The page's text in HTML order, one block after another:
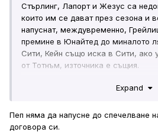
Стърлинг, Лапорт и Жезус са
които им се дават през сезона и
напуснат, междувременно,
премине в Юнайтед до миналото
Сити, Кейн също иска в Сити, ако
от Тотнъм, източника е същия.
https://theathletic.com/2622403/
land-targets/
Expand
Пеп няма да напусне до спечелване
договора си.